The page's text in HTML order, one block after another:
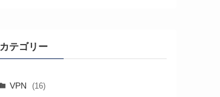
カテゴリー
VPN (16)